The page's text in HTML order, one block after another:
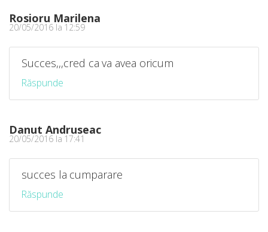
Rosioru Marilena
20/05/2016 la 12:59
Succes,,,cred ca va avea oricum
Răspunde
Danut Andruseac
20/05/2016 la 17:41
succes la cumparare
Răspunde